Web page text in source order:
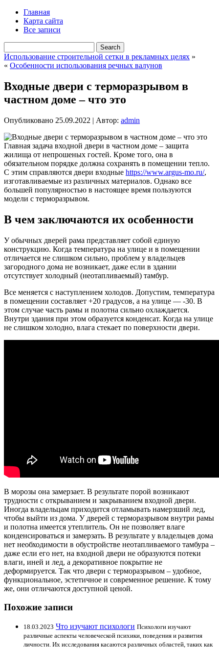
Главная
Карта сайта
Все записи
Использование строительной сетки в рекламных целях »
« Особенности использования речных валунов
Входные двери с терморазрывом в
частном доме – что это
Опубликовано 25.09.2022 | Автор: admin
Главная задача входной двери в частном доме – защита
жилища от непрошеных гостей. Кроме того, она в
обязательном порядке должна сохранять в помещении тепло.
С этим справляются двери входные https://www.argus-mo.ru/,
изготавливаемые из различных материалов. Однако все
большей популярностью в настоящее время пользуются
модели с терморазрывом.
В чем заключаются их особенности
У обычных дверей рама представляет собой единую
конструкцию. Когда температура на улице и в помещении
отличается не слишком сильно, проблем у владельцев
загородного дома не возникает, даже если в здании
отсутствует холодный (неотапливаемый) тамбур.
Все меняется с наступлением холодов. Допустим, температура
в помещении составляет +20 градусов, а на улице — -30. В
этом случае часть рамы и полотна сильно охлаждается.
Внутри здания при этом образуется конденсат. Когда на улице
не слишком холодно, влага стекает по поверхности двери.
В морозы она замерзает. В результате порой возникают
трудности с открыванием и закрыванием входной двери.
Иногда владельцам приходится отламывать намерзший лед,
чтобы выйти из дома. У дверей с терморазрывом внутри рамы
и полотна имеется утеплитель. Он не позволяет влаге
конденсироваться и замерзать. В результате у владельцев дома
нет необходимости в обустройстве неотапливаемого тамбура –
даже если его нет, на входной двери не образуются потеки
влаги, иней и лед, а декоративное покрытие не
деформируется. Так что двери с терморазрывом – удобное,
функциональное, эстетичное и современное решение. К тому
же, они отличаются доступной ценой.
Похожие записи
18.03.2023 Что изучают психологи Психологи изучают
различные аспекты человеческой психики, поведения и развития
личности. Их исследования касаются различных областей, таких как